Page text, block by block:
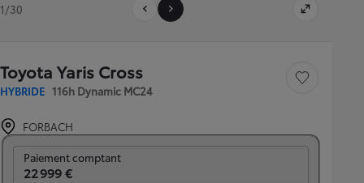
1/30
Toyota Yaris Cross
HYBRIDE 116h Dynamic MC24
Sauvegarder le
FORBACH
Paiement comptant
22 999 €